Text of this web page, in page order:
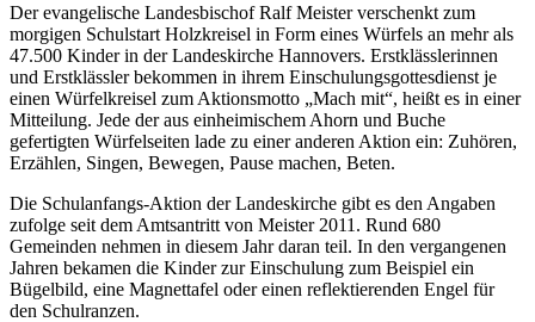
Der evangelische Landesbischof Ralf Meister verschenkt zum
morgigen Schulstart Holzkreisel in Form eines Würfels an mehr als
47.500 Kinder in der Landeskirche Hannovers. Erstklässlerinnen
und Erstklässler bekommen in ihrem Einschulungsgottesdienst je
einen Würfelkreisel zum Aktionsmotto „Mach mit“, heißt es in einer
Mitteilung. Jede der aus einheimischem Ahorn und Buche
gefertigten Würfelseiten lade zu einer anderen Aktion ein: Zuhören,
Erzählen, Singen, Bewegen, Pause machen, Beten.
Die Schulanfangs-Aktion der Landeskirche gibt es den Angaben
zufolge seit dem Amtsantritt von Meister 2011. Rund 680
Gemeinden nehmen in diesem Jahr daran teil. In den vergangenen
Jahren bekamen die Kinder zur Einschulung zum Beispiel ein
Bügelbild, eine Magnettafel oder einen reflektierenden Engel für
den Schulranzen.